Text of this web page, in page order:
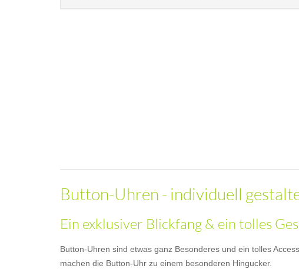
Button-Uhren - individuell
Ein exklusiver Blickfang & ein tolles
Button-Uhren sind etwas ganz Besonderes und ein tolles
machen die Button-Uhr zu einem besonderen Hingucker.